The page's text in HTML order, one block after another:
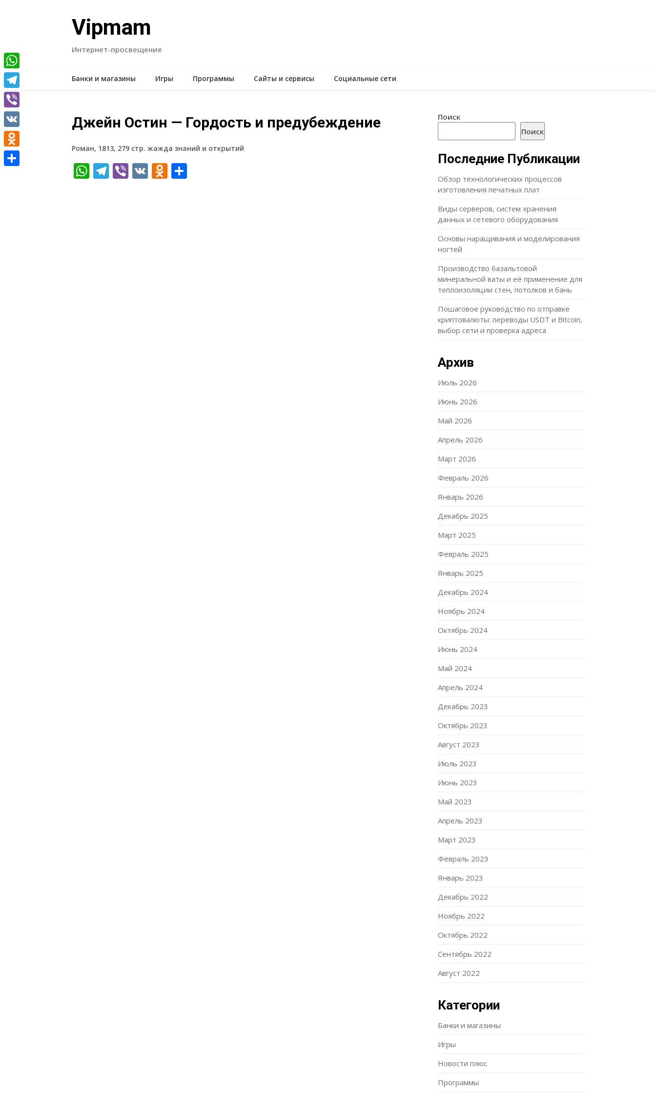
Vipmam
Интернет-просвещение
Банки и магазины Игры Программы Сайты и сервисы Социальные сети
Джейн Остин — Гордость и предубеждение
Роман, 1813, 279 стр. жажда знаний и открытий
WhatsApp
Telegram
Viber
VKOdnoklassniki
Поиск
Поиск
Последние Публикации
Обзор технологических процессов
изготовления печатных плат
Виды серверов, систем хранения
данных и сетевого оборудования
Основы наращивания и моделирования
ногтей
Производство базальтовой
минеральной ваты и её применение для
теплоизоляции стен, потолков и бань
Пошаговое руководство по отправке
криптовалюты: переводы USDT и Bitcoin,
выбор сети и проверка адреса
Архив
Июль 2026
Июнь 2026
Май 2026
Апрель 2026
Март 2026
Февраль 2026
Январь 2026
Декабрь 2025
Март 2025
Февраль 2025
Январь 2025
Декабрь 2024
Ноябрь 2024
Октябрь 2024
Июнь 2024
Май 2024
Апрель 2024
Декабрь 2023
Октябрь 2023
Август 2023
Июль 2023
Июнь 2023
Май 2023
Апрель 2023
Март 2023
Февраль 2023
Январь 2023
Декабрь 2022
Ноябрь 2022
Октябрь 2022
Сентябрь 2022
Август 2022
Категории
Банки и магазины
Игры
Новости плюс
Программы
WhatsApp
Telegram
Viber
VK
Odnoklassniki